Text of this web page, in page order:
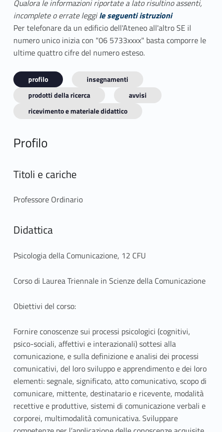
Qualora le informazioni riportate a lato risultino assenti,
incomplete o errate leggile seguenti istruzioni
Per telefonare da un edificio dell'Ateneo all'altro SE il
numero unico inizia con "06 5733xxxx" basta comporre le
ultime quattro cifre del numero esteso.
profilo
insegnamenti
prodotti della ricerca
avvisi
ricevimento e materiale didattico
Profilo
Titoli e cariche
Professore Ordinario
Didattica
Psicologia della Comunicazione, 12 CFU
Corso di Laurea Triennale in Scienze della Comunicazione
Obiettivi del corso:
Fornire conoscenze sui processi psicologici (cognitivi,
psico-sociali, affettivi e interazionali) sottesi alla
comunicazione, e sulla definizione e analisi dei processi
comunicativi, del loro sviluppo e apprendimento e dei loro
elementi: segnale, significato, atto comunicativo, scopo di
comunicare, mittente, destinatario e ricevente, modalità
recettive e produttive, sistemi di comunicazione verbali e
corporei, multimodalità comunicativa. Sviluppare